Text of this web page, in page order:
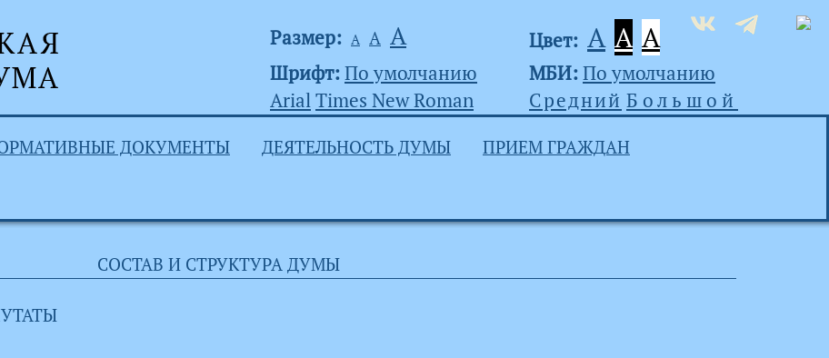
Размер: А А А Цвет: A A A
Шрифт:По умолчанию
ArialTimes New Roman
МБИ:По умолчанию
Средний Большой
ДОКУМЕНТЫ ДЕЯТЕЛЬНОСТЬ ДУМЫ ПРИЕМ ГРАЖДАН
СОСТАВ И СТРУКТУРА ДУМЫ